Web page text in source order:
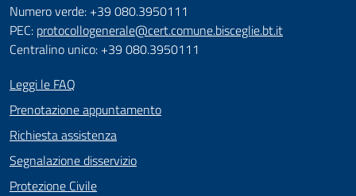
Numero verde: +39 080.3950111
PEC: protocollogenerale@cert.comune.bisceglie.bt.it
Centralino unico: +39 080.3950111
Leggi le FAQ
Prenotazione appuntamento
Richiesta assistenza
Segnalazione disservizio
Protezione Civile